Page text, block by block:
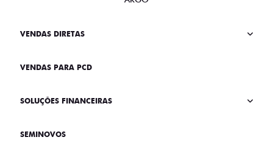
VENDAS DIRETAS
VENDAS PARA PCD
SOLUÇÕES FINANCEIRAS
SEMINOVOS